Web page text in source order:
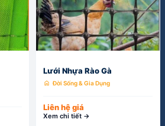
Lưới Nhựa Rào Gà
home Đời Sống & Gia Dụng
Xem chi tiết →